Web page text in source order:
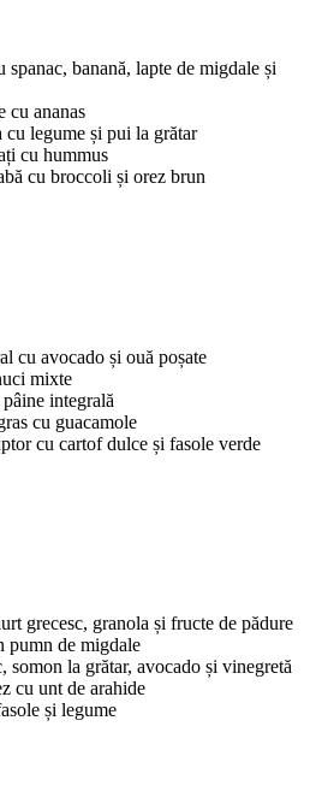
spanac, banană, lapte de migdale și
cu ananas
cu legume și pui la grătar
cu hummus
cu broccoli și orez brun
cu avocado și ouă poșate
mixte
integrală
cu guacamole
cu cartof dulce și fasole verde
grecesc, granola și fructe de pădure
pumn de migdale
somon la grătar, avocado și vinegretă
cu unt de arahide
și legume